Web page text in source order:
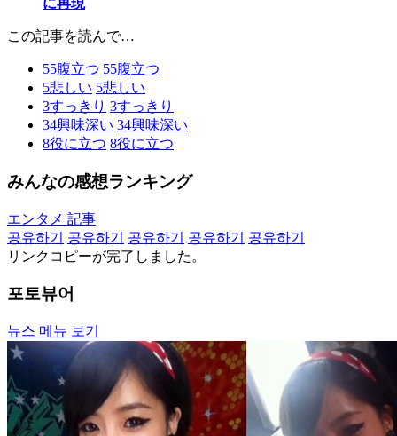
に再現
この記事を読んで…
55腹立つ 55腹立つ
5悲しい 5悲しい
3すっきり 3すっきり
34興味深い 34興味深い
8役に立つ 8役に立つ
みんなの感想ランキング
エンタメ 記事
공유하기
공유하기 공유하기 공유하기
공유하기
リンクコピーが完了しました。
포토뷰어
뉴스 메뉴 보기